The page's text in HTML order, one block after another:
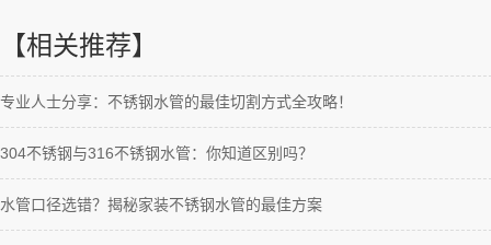
【相关推荐】
专业人士分享：不锈钢水管的最佳切割方式全攻略！
304不锈钢与316不锈钢水管：你知道区别吗？
水管口径选错？揭秘家装不锈钢水管的最佳方案